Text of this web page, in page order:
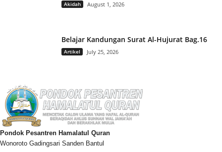
Akidah August 1, 2026
Belajar Kandungan Surat Al-Hujurat Bag.16
Artikel July 25, 2026
Pondok Pesantren Hamalatul Quran
Wonoroto Gadingsari Sanden Bantul